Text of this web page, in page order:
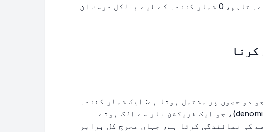
کے لیے 0 ایک درست ان پٹ نہیں ہے۔ تاہم، 0 شمار کنندہ کے لیے بالکل درست ان
دو حصوں پر مشتمل ہوتا ہے: ایک شمار کنندہ
(numerator) اور ایک مخرج (denominator)، جو ایک فریکشن بار سے الگ ہوتے
کی نمائندگی کرتا ہے، جہاں مخرج کل برابر